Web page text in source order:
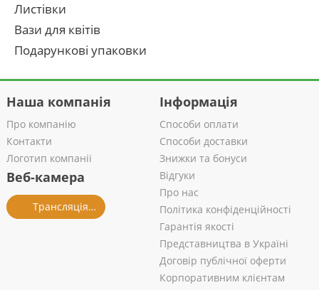
Листівки
Вази для квітів
Подарункові упаковки
Наша компанія
Про компанію
Контакти
Логотип компанії
Веб-камера
Трансляція із салону
Інформація
Способи оплати
Способи доставки
Знижки та бонуси
Відгуки
Про нас
Політика конфіденційності
Гарантія якості
Представництва в Україні
Договір публічної оферти
Корпоративним клієнтам